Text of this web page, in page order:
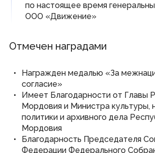
2024
Федеральные органы государственной
Органы государственной власти РМ
по настоящее время
ООО «Движение»
Отмечен наградами
Награжден медалью «За
согласие»
Имеет Благодарности от Главы
Мордовия и Министра культуры,
политики и архивного дела
Мордовия
Благодарность Председателя
Федерации Федерального